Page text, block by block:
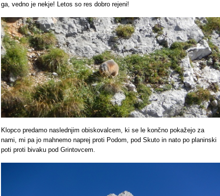
ga, vedno je nekje! Letos so res dobro rejeni!
Klopco predamo naslednjim obiskovalcem, ki se le končno pokažejo za
nami, mi pa jo mahnemo naprej proti Podom, pod Skuto in nato po planinski
poti proti bivaku pod Grintovcem.